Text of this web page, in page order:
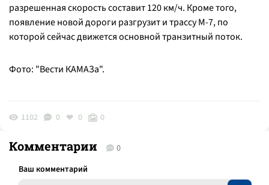
разрешенная скорость составит 120 км/ч. Кроме того,
появление новой дороги разгрузит и трассу М-7, по
которой сейчас движется основной транзитный поток.
Фото: "Вести КАМАЗа".
1102 0 0 0
Комментарии 0